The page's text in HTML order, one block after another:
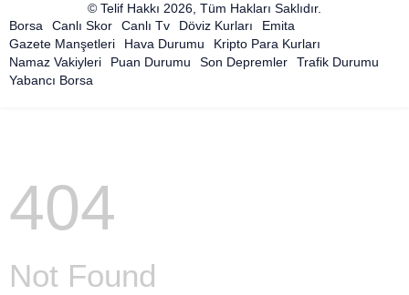
© Telif Hakkı 2026, Tüm Hakları Saklıdır.
Borsa
Canlı Skor Canlı Tv Döviz Kurları
Emita
Gazete Manşetleri
Hava Durumu
Kripto Para Kurları
Namaz Vakiyleri
Puan Durumu Son Depremler
Trafik Durumu
Yabancı Borsa
404
Not Found